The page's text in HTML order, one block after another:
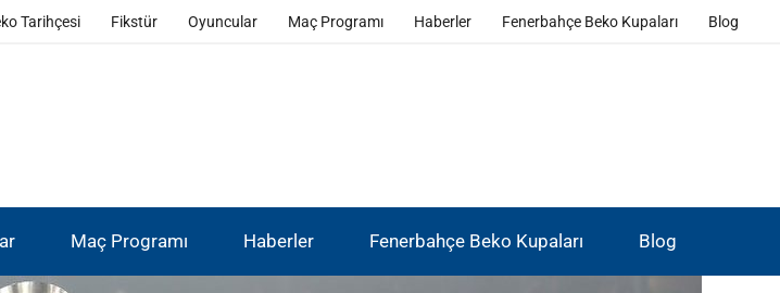
Tarihçesi Fikstür Oyuncular Maç Programı Haberler Fenerbahçe Beko Kupaları Blog
Maç Programı Haberler Fenerbahçe Beko Kupaları Blog